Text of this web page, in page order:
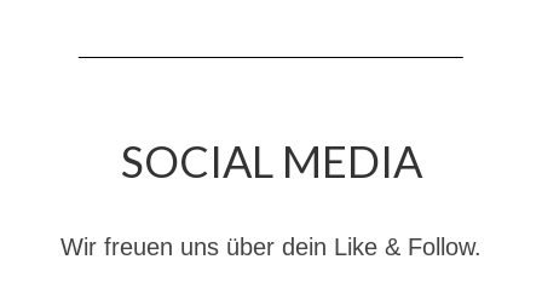
SOCIAL MEDIA
Wir freuen uns über dein Like & Follow.